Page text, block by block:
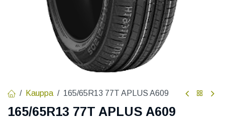
Kauppa 165/65R13 77T APLUS A609
165/65R13 77T APLUS A609